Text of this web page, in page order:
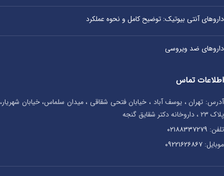
داروهای آنتی‌ بیوتیک: توضیح کامل و نحوه عملکرد
داروهای ضد ویروسی
اطلاعات تماس
آدرس: تهران ، یوسف آباد ، خیابان فتحی شقاقی ، میدان سلماس، خیابان شهریار،
پلاک ۲۳ ، داروخانه دکتر شقایق گنجه
تلفن: ۰۲۱۸۸۳۳۷۲۷۹
موبایل: ۰۹۲۲۱۶۲۶۸۶۷